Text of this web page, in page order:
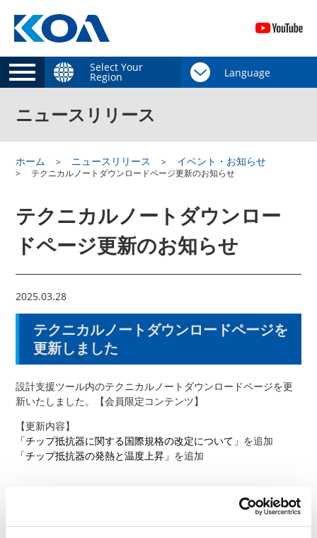
Select Your
Region
ニュースリリース
ホーム ニュースリリース イベント・お知らせ
テクニカルノートダウンロードページ更新のお知らせ
テクニカルノートダウンロー
ドページ更新のお知らせ
2025.03.28
テクニカルノートダウンロードページを
更新しました
設計支援ツール内のテクニカルノートダウンロードページを更
新いたしました。【会員限定コンテンツ】
【更新内容】
「チップ抵抗器に関する国際規格の改定について」 を追加
「チップ抵抗器の発熱と温度上昇」 を追加
テクニカルノートダウンロードページはこちら